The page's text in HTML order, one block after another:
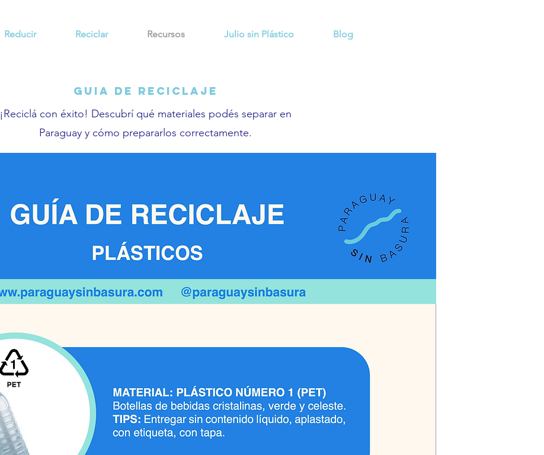
Guia de Reciclaje
¡Reciclá con éxito! Descubrí qué materiales podés separar en
Paraguay y cómo prepararlos correctamente.
Reducir Reciclar Recursos Julio sin Plástico Blog